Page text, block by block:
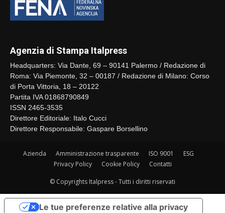
Agenzia di Stampa Italpress
Headquarters: Via Dante, 69 – 90141 Palermo / Redazione di
Roma: Via Piemonte, 32 – 00187 / Redazione di Milano: Corso
di Porta Vittoria, 18 – 20122
Partita IVA 01868790849
ISSN 2465-3535
Direttore Editoriale: Italo Cucci
Direttore Responsabile: Gaspare Borsellino
Azienda Amministrazione trasparente ISO 9001
ESG
Privacy Policy
Cookie Policy Contatti
© Copyrights Italpress - Tutti i diritti riservati
Le tue preferenze relative alla privacy